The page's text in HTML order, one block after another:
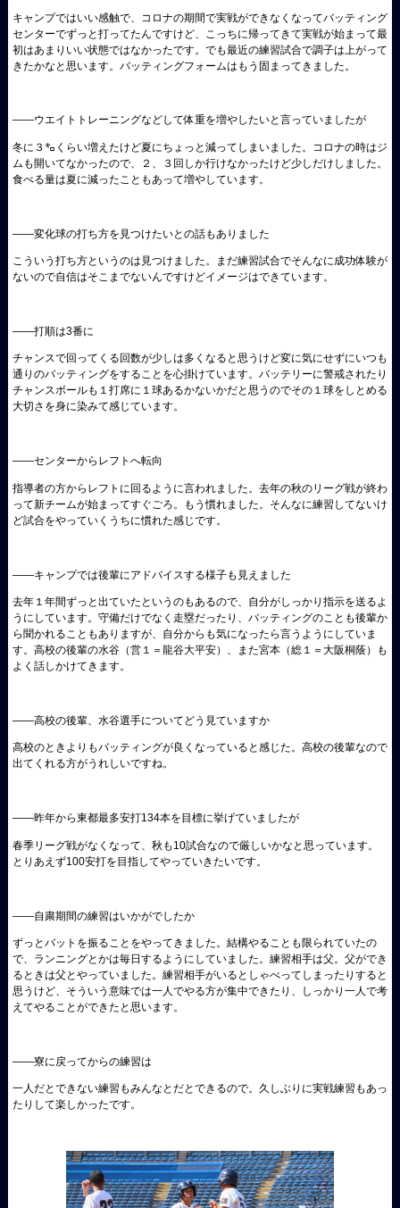
キャンプではいい感触で、コロナの期間で実戦ができなくなってバッティング
センターでずっと打ってたんですけど、こっちに帰ってきて実戦が始まって最
初はあまりいい状態ではなかったです。でも最近の練習試合で調子は上がって
きたかなと思います。バッティングフォームはもう固まってきました。
――ウエイトトレーニングなどして体重を増やしたいと言っていましたが
冬に３㌔くらい増えたけど夏にちょっと減ってしまいました。コロナの時はジ
ムも開いてなかったので、２、３回しか行けなかったけど少しだけしました。
食べる量は夏に減ったこともあって増やしています。
――変化球の打ち方を見つけたいとの話もありました
こういう打ち方というのは見つけました。まだ練習試合でそんなに成功体験が
ないので自信はそこまでないんですけどイメージはできています。
――打順は3番に
チャンスで回ってくる回数が少しは多くなると思うけど変に気にせずにいつも
通りのバッティングをすることを心掛けています。バッテリーに警戒されたり
チャンスボールも１打席に１球あるかないかだと思うのでその１球をしとめる
大切さを身に染みて感じています。
――センターからレフトへ転向
指導者の方からレフトに回るように言われました。去年の秋のリーグ戦が終わ
って新チームが始まってすぐごろ。もう慣れました。そんなに練習してないけ
ど試合をやっていくうちに慣れた感じです。
――キャンプでは後輩にアドバイスする様子も見えました
去年１年間ずっと出ていたというのもあるので、自分がしっかり指示を送るよ
うにしています。守備だけでなく走塁だったり、バッティングのことも後輩か
ら聞かれることもありますが、自分からも気になったら言うようにしていま
す。高校の後輩の水谷（営１＝龍谷大平安）、また宮本（総１＝大阪桐蔭）も
よく話しかけてきます。
――高校の後輩、水谷選手についてどう見ていますか
高校のときよりもバッティングが良くなっていると感じた。高校の後輩なので
出てくれる方がうれしいですね。
――昨年から東都最多安打134本を目標に挙げていましたが
春季リーグ戦がなくなって、秋も10試合なので厳しいかなと思っています。
とりあえず100安打を目指してやっていきたいです。
――自粛期間の練習はいかがでしたか
ずっとバットを振ることをやってきました。結構やることも限られていたの
で、ランニングとかは毎日するようにしていました。練習相手は父。父ができ
るときは父とやっていました。練習相手がいるとしゃべってしまったりすると
思うけど、そういう意味では一人でやる方が集中できたり、しっかり一人で考
えてやることができたと思います。
――寮に戻ってからの練習は
一人だとできない練習もみんなとだとできるので。久しぶりに実戦練習もあっ
たりして楽しかったです。